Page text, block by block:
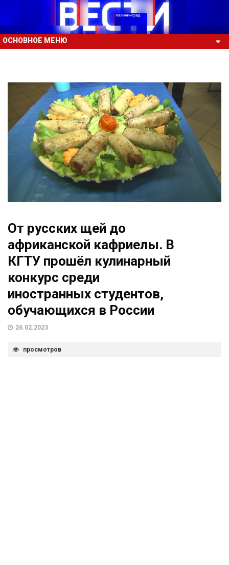
ОСНОВНОЕ МЕНЮ
От русских щей до
африканской кафриелы. В
КГТУ прошёл кулинарный
конкурс среди
иностранных студентов,
обучающихся в России
26.02.2023
просмотров